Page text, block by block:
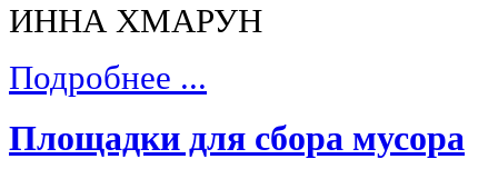
ИННА ХМАРУН
Подробнее ...
Площадки для сбора мусора